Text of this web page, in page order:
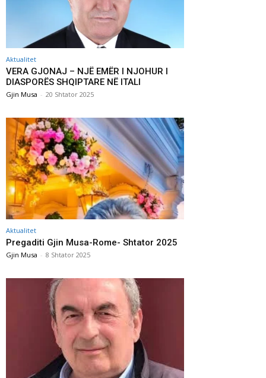
Aktualitet
VERA GJONAJ – NJË EMËR I NJOHUR I
DIASPORËS SHQIPTARE NË ITALI
Gjin Musa - 20 Shtator 2025
Aktualitet
Pregaditi Gjin Musa-Rome- Shtator 2025
Gjin Musa - 8 Shtator 2025